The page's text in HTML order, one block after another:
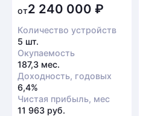
от2 240 000 ₽
Количество устройств
5 шт.
Окупаемость
187,3 мес.
Доходность, годовых
6,4%
Чистая прибыль, мес
11 963 руб.